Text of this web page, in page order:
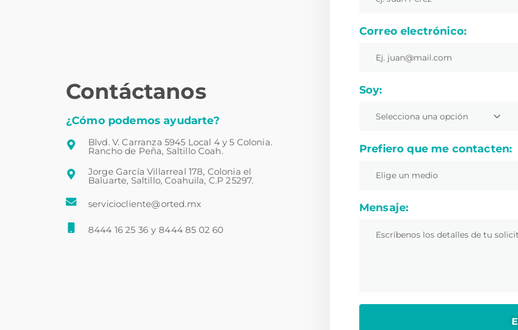
Contáctanos
¿Cómo podemos ayudarte?
Blvd. V. Carranza 5945 Local 4 y 5 Colonia.
Rancho de Peña, Saltillo Coah.
Jorge García Villarreal 178, Colonia el
Baluarte, Saltillo, Coahuila, C.P 25297.
serviciocliente@orted.mx
8444 16 25 36 y 8444 85 02 60
Correo electrónico:
Soy:
Selecciona una opción
Prefiero que me contacten:
Elige un medio
Mensaje: